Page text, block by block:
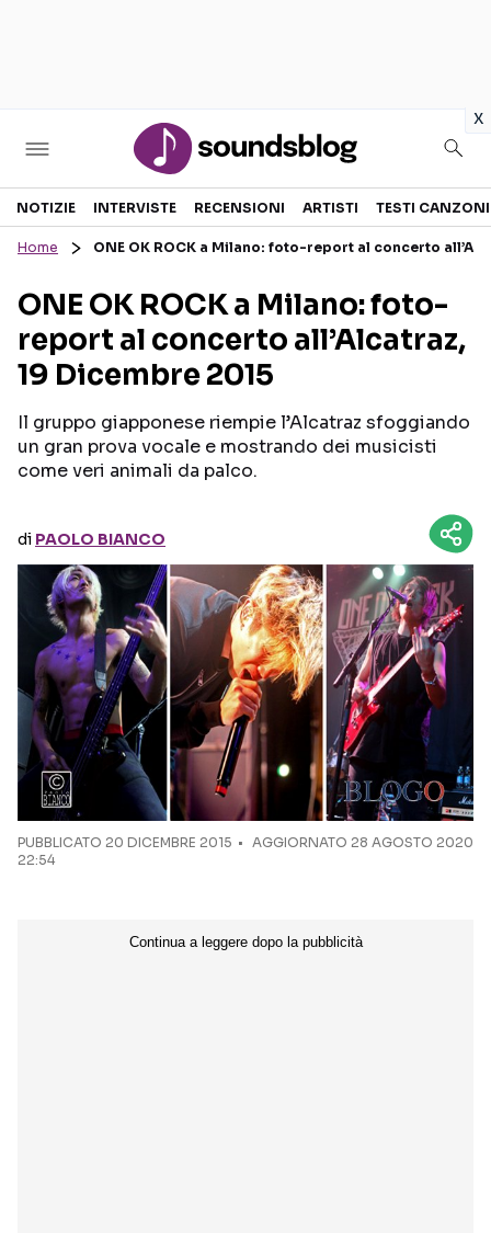
x
Sezioni
RECENSIONI MUSICALI
INTERVISTE
GOSSIP E CURIOSITÀ
TESTI CANZONI
TOUR ED EVENTI
TALENT SHOW
NOTIZIE INTERVISTE RECENSIONI ARTISTI TESTI CANZONI
Home ONE OK ROCK a Milano: foto-report al concerto
ONE OK ROCK a Milano: foto-
report al concerto all’Alcatraz,
19 Dicembre 2015
Il gruppo giapponese riempie l’Alcatraz sfoggiando
un gran prova vocale e mostrando dei musicisti
come veri animali da palco.
di PAOLO BIANCO
PUBBLICATO 20 DICEMBRE 2015
AGGIORNATO 28 AGOSTO 2020
22:54